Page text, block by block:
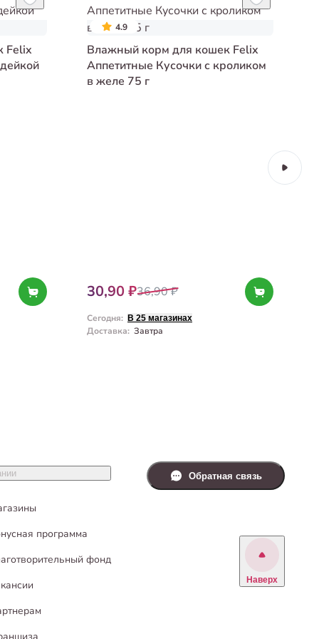
Felix
4.9
Влажный корм для кошек Felix
Аппетитные Кусочки с кроликом
в желе 75 г
30,90 ₽36,90 ₽
Сегодня: В 25 магазинах
Доставка: Завтра
программа
фонд
Обратная связь
Наверх